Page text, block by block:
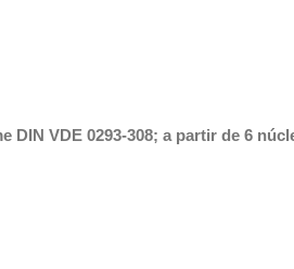
VDE 0293-308; a partir de 6